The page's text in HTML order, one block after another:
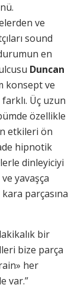
ve
sound
en
Duncan
konsept ve
Üç uzun
özellikle
etkileri ön
hipnotik
dinleyiciyi
yavaşça
parçasına
bir
bize parça
her
var.”